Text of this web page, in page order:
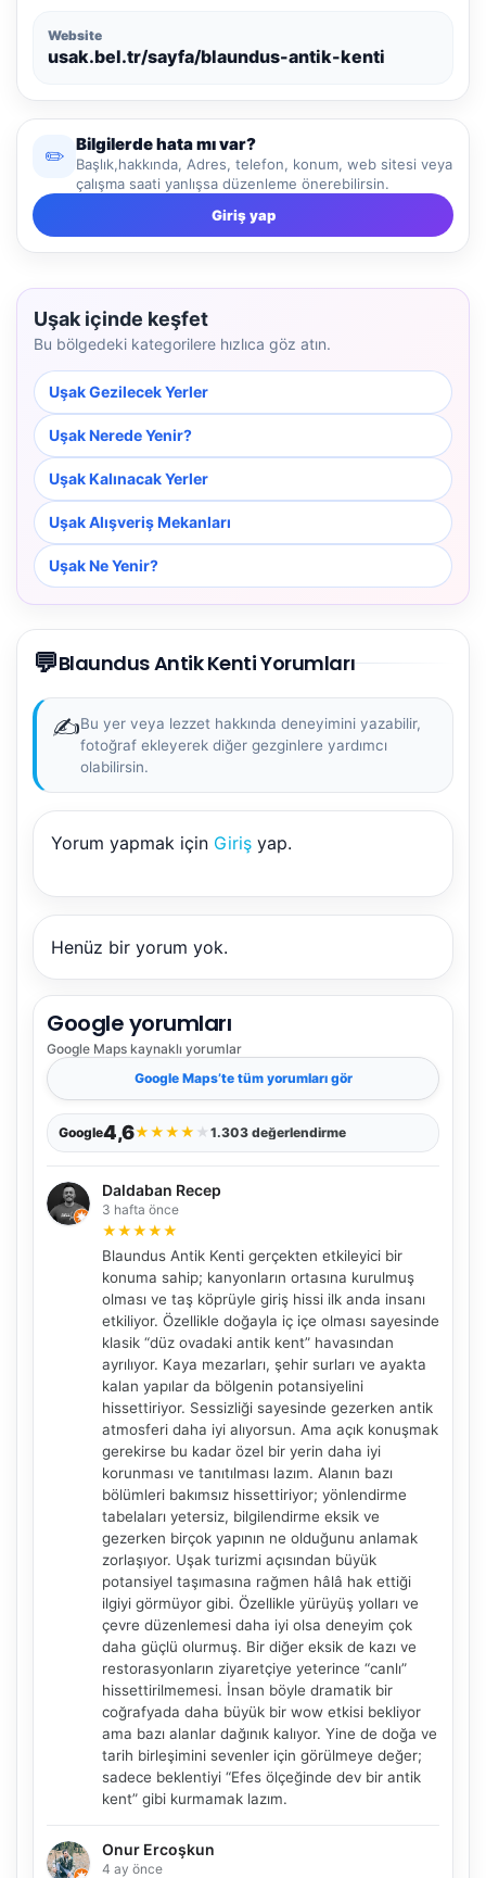
Website
usak.bel.tr/sayfa/blaundus-antik-kenti
✏️
Bilgilerde hata mı var?
Başlık,hakkında, Adres, telefon, konum, web sitesi veya
çalışma saati yanlışsa düzenleme önerebilirsin.
Giriş yap
Uşak içinde keşfet
Bu bölgedeki kategorilere hızlıca göz atın.
Uşak Gezilecek Yerler
Uşak Nerede Yenir?
Uşak Kalınacak Yerler
Uşak Alışveriş Mekanları
Uşak Ne Yenir?
💬Blaundus Antik Kenti Yorumları
✍️Bu yer veya lezzet hakkında deneyimini yazabilir,
fotoğraf ekleyerek diğer gezginlere yardımcı
olabilirsin.
Yorum yapmak için Giriş yap.
Henüz bir yorum yok.
Google yorumları
Google Maps kaynaklı yorumlar
Google Maps’te tüm yorumları gör
Google4,6★★★★ ★ 1.303 değerlendirme
Daldaban Recep
3 hafta önce
★★★★★
Blaundus Antik Kenti gerçekten etkileyici bir
konuma sahip; kanyonların ortasına kurulmuş
olması ve taş köprüyle giriş hissi ilk anda insanı
etkiliyor. Özellikle doğayla iç içe olması sayesinde
klasik “düz ovadaki antik kent” havasından
ayrılıyor. Kaya mezarları, şehir surları ve ayakta
kalan yapılar da bölgenin potansiyelini
hissettiriyor. Sessizliği sayesinde gezerken antik
atmosferi daha iyi alıyorsun. Ama açık konuşmak
gerekirse bu kadar özel bir yerin daha iyi
korunması ve tanıtılması lazım. Alanın bazı
bölümleri bakımsız hissettiriyor; yönlendirme
tabelaları yetersiz, bilgilendirme eksik ve
gezerken birçok yapının ne olduğunu anlamak
zorlaşıyor. Uşak turizmi açısından büyük
potansiyel taşımasına rağmen hâlâ hak ettiği
ilgiyi görmüyor gibi. Özellikle yürüyüş yolları ve
çevre düzenlemesi daha iyi olsa deneyim çok
daha güçlü olurmuş. Bir diğer eksik de kazı ve
restorasyonların ziyaretçiye yeterince “canlı”
hissettirilmemesi. İnsan böyle dramatik bir
coğrafyada daha büyük bir wow etkisi bekliyor
ama bazı alanlar dağınık kalıyor. Yine de doğa ve
tarih birleşimini sevenler için görülmeye değer;
sadece beklentiyi “Efes ölçeğinde dev bir antik
kent” gibi kurmamak lazım.
Onur Ercoşkun
4 ay önce